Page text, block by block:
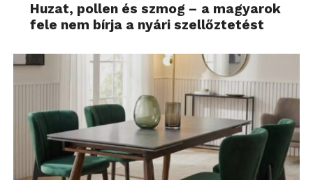
Huzat, pollen és szmog – a magyarok
fele nem bírja a nyári szellőztetést